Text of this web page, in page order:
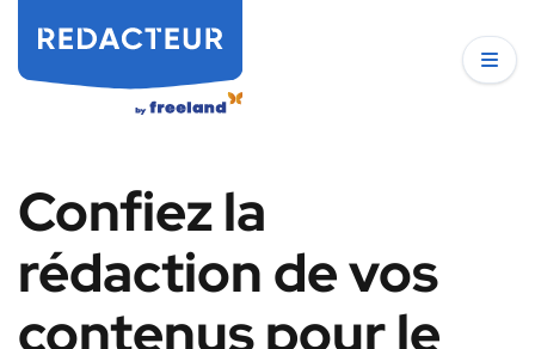
Confiez la
rédaction de vos
contenus pour le